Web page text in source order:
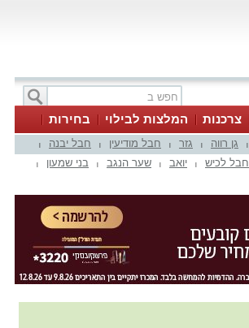
צרכנות המלצות לבילוי
בחירות
גן רווה גזר חבל מודיעין חבל יבנה
חבל לכיש יואב שער הנגב בני שמעון